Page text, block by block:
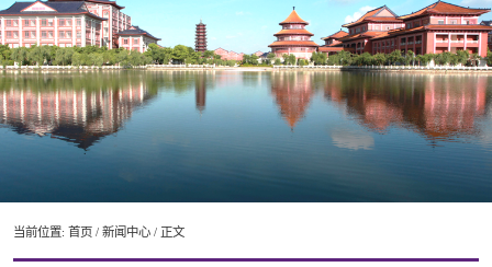
当前位置: 首页/ 新闻中心/ 正文